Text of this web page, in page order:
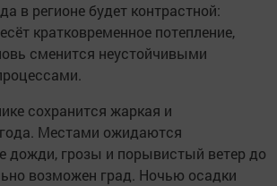
в регионе будет контрастной:
кратковременное потепление,
сменится неустойчивыми
сохранится жаркая и
Местами ожидаются
дожди, грозы и порывистый ветер до
возможен град. Ночью осадки